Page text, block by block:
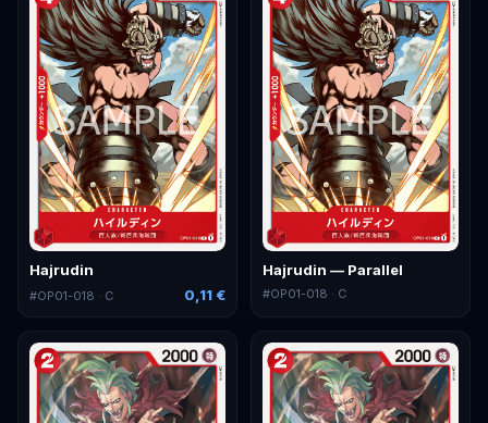
Hajrudin
#OP01-018 · C 0,11 €
Hajrudin — Parallel
#OP01-018 · C